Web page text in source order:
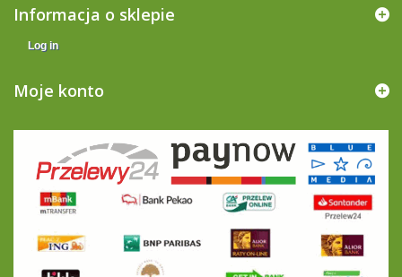
Informacja o sklepie
Log in
Moje konto